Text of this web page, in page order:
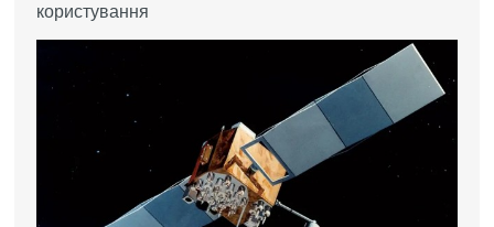
користування